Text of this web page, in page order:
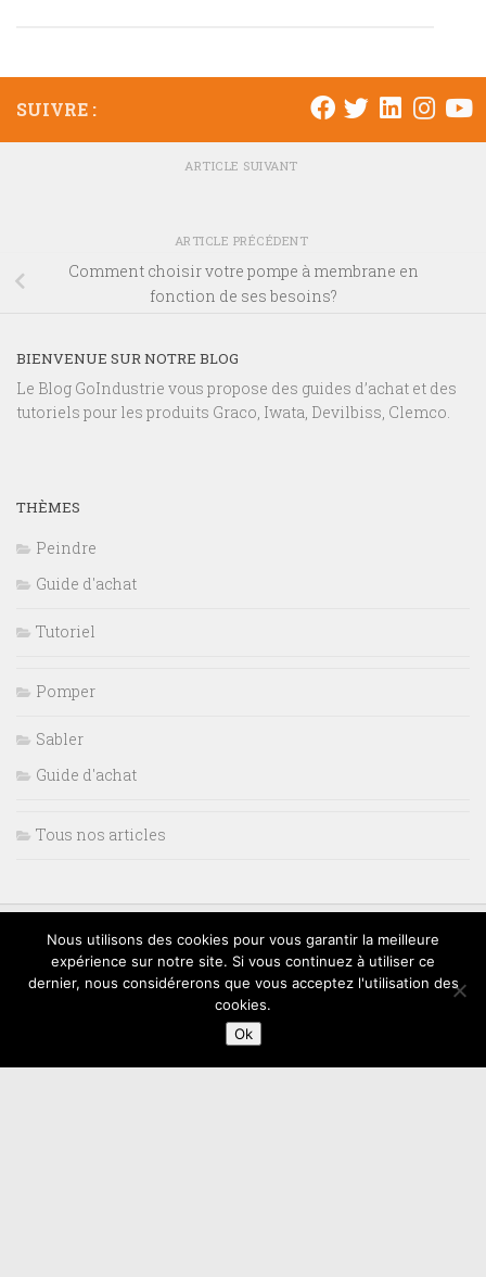
SUIVRE :
ARTICLE SUIVANT
ARTICLE PRÉCÉDENT
Comment choisir votre pompe à membrane en
fonction de ses besoins?
BIENVENUE SUR NOTRE BLOG
Le Blog GoIndustrie vous propose des guides d’achat et des
tutoriels pour les produits Graco, Iwata, Devilbiss, Clemco.
THÈMES
Peindre
Guide d'achat
Tutoriel
Pomper
Sabler
Guide d'achat
Tous nos articles
Nous utilisons des cookies pour vous garantir la meilleure
expérience sur notre site. Si vous continuez à utiliser ce
dernier, nous considérerons que vous acceptez l'utilisation des
cookies.
Ok